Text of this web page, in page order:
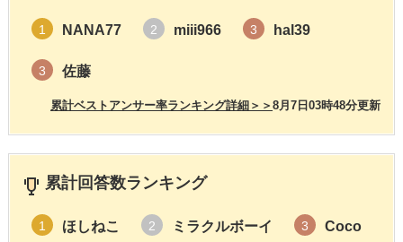
1 NANA77 2 miii966 3 hal39
3 佐藤
8月7日03時48分更新
累計ベストアンサー率ランキング詳細＞＞
累計回答数ランキング
1 ほしねこ 2 ミラクルボーイ 3 Coco